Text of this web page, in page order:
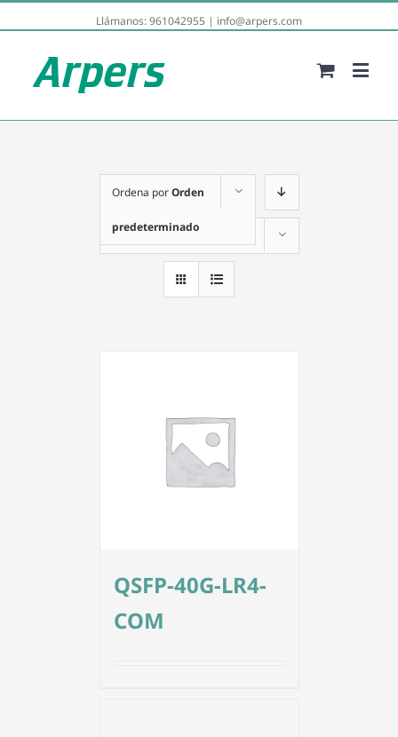
Llámanos:961042955 | info@arpers.com
Ordena porOrden
predeterminado
Mostrar12 productos
QSFP-40G-LR4-
COM